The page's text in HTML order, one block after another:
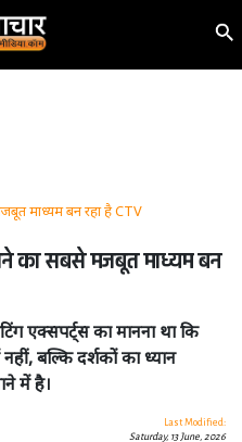
माध्यम बन रहा है CTV
का सबसे मजबूत माध्यम बन
एक्सपर्ट्स का मानना था कि
बल्कि दर्शकों का ध्यान
में है।
Last Modified:
Saturday, 13 June, 2026